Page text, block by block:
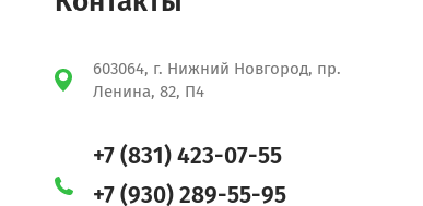
603064, г. Нижний Новгород, пр.
Ленина, 82, П4
+7 (831) 423-07-55
+7 (930) 289-55-95